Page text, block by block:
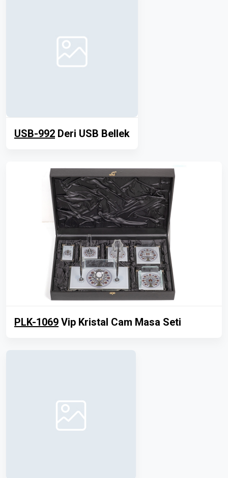
USB-992 Deri USB Bellek
PLK-1069 Vip Kristal Cam Masa Seti